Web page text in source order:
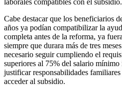
Cabe destacar que los beneficiarios
años ya podían compatibilizar la
completa antes de la reforma, ya
siempre que durara más de tres
necesario seguir cumpliendo el
superiores al 75% del salario
justificar responsabilidades
acceder al subsidio.